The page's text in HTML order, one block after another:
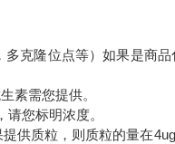
克隆位点等）如果是商
素需您提供。
您标明浓度。
供质粒，则质粒的量在